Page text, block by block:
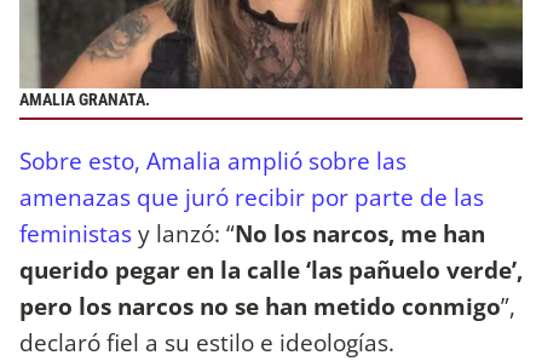
AMALIA GRANATA.
Sobre esto, Amalia amplió sobre las
amenazas que juró recibir por parte de las
feministasy lanzó: “No los narcos, me han
querido pegar en la calle ‘las pañuelo verde’,
pero los narcos no se han metido conmigo”,
declaró fiel a su estilo e ideologías.